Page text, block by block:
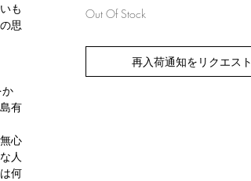
も
思
有
心
人
何
Out Of Stock
再入荷通知をリクエスト